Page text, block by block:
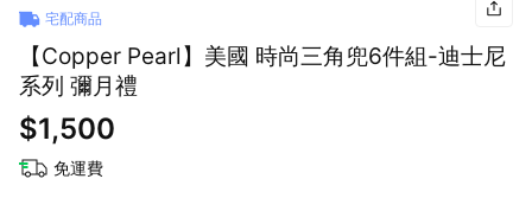
宅配商品
【Copper Pearl】美國 時尚三角兜6件組-迪士尼
系列 彌月禮
$1,500
免運費